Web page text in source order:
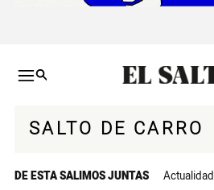
SALTO DE CARRO
DE ESTA SALIMOS JUNTAS Actualidad